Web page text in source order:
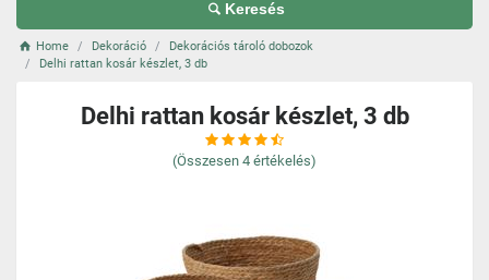
Keresés
Home Dekoráció
Dekorációs tároló dobozok
Delhi rattan kosár készlet, 3 db
Delhi rattan kosár készlet, 3 db
(Összesen 4 értékelés)